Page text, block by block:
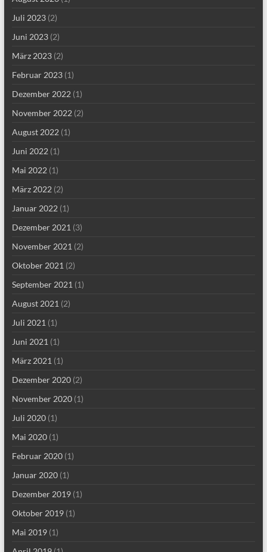
Juli 2023(2)
Juni 2023(2)
März 2023(2)
Februar 2023(1)
Dezember 2022(1)
November 2022(2)
August 2022(1)
Juni 2022(1)
Mai 2022(1)
März 2022(2)
Januar 2022(1)
Dezember 2021 (3)
November 2021 (2)
Oktober 2021 (2)
September 2021 (1)
August 2021 (2)
Juli 2021 (1)
Juni 2021 (1)
März 2021 (1)
Dezember 2020(2)
November 2020(1)
Juli 2020(1)
Mai 2020(1)
Februar 2020(1)
Januar 2020(1)
Dezember 2019(1)
Oktober 2019(1)
Mai 2019(1)